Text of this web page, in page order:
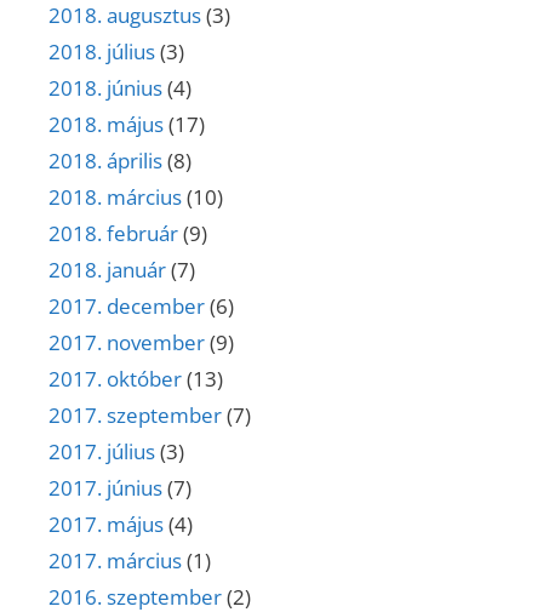
2018. augusztus(3)
2018. július(3)
2018. június(4)
2018. május(17)
2018. április(8)
2018. március(10)
2018. február(9)
2018. január(7)
2017. december(6)
2017. november(9)
2017. október(13)
2017. szeptember(7)
2017. július(3)
2017. június(7)
2017. május(4)
2017. március(1)
2016. szeptember(2)